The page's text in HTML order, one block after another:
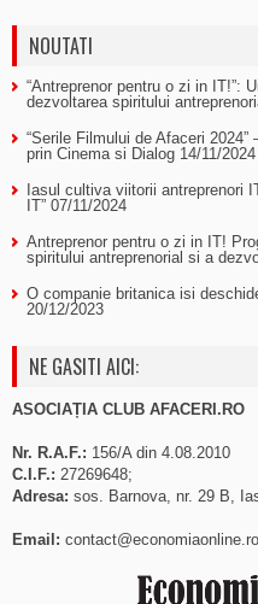
NOUTATI
“Antreprenor pentru o zi in IT!”:
dezvoltarea spiritului
“Serile Filmului de Afaceri
prin Cinema si Dialog 14/11/2024
Iasul cultiva viitorii antreprenori
IT” 07/11/2024
Antreprenor pentru o zi in IT!
spiritului antreprenorial si a
O companie britanica isi
20/12/2023
NE GASITI AICI:
ASOCIAȚIA CLUB AFACERI.RO
Nr. R.A.F.: 156/A din 4.08.2010
C.I.F.: 27269648;
Adresa: sos. Barnova, nr. 29 B,
Email: contact@economiaonline.ro